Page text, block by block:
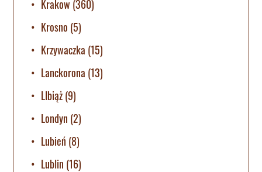
Krakow (360)
Krosno (5)
Krzywaczka (15)
Lanckorona (13)
LIbiąż(9)
Londyn (2)
Lubień (8)
Lublin (16)